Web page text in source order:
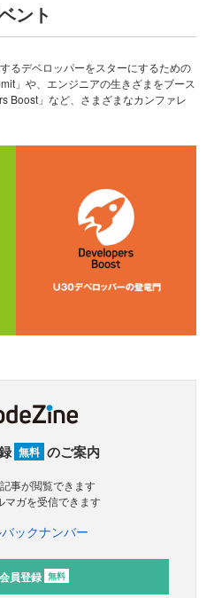
ント
るデベロッパーをスターにするための
」や、エンジニアの生きざまをブース
Boost」など、さまざまなカンファレ
無料 のご案内
事が閲覧できます
マガを受信できます
バックナンバー
員登録 無料